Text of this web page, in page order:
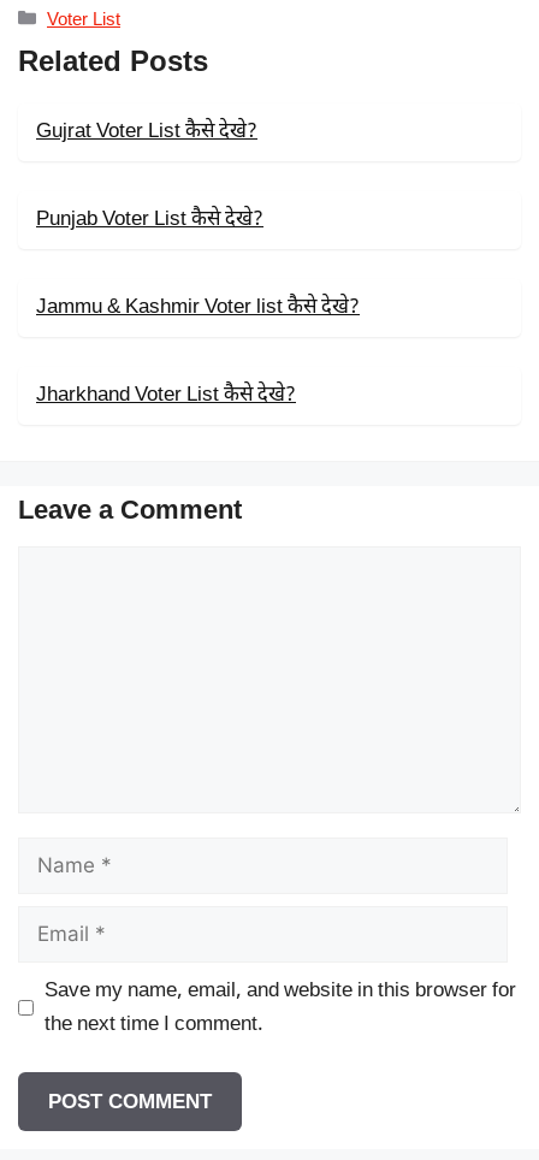
E
B
O
Categories
Voter List
Related Posts
Gujrat Voter List कैसे देखे?
Punjab Voter List कैसे देखे?
Jammu & Kashmir Voter list कैसे देखे?
Jharkhand Voter List कैसे देखे?
Leave a Comment
Name
Email
Save my name, email, and website in this browser for
the next time I comment.